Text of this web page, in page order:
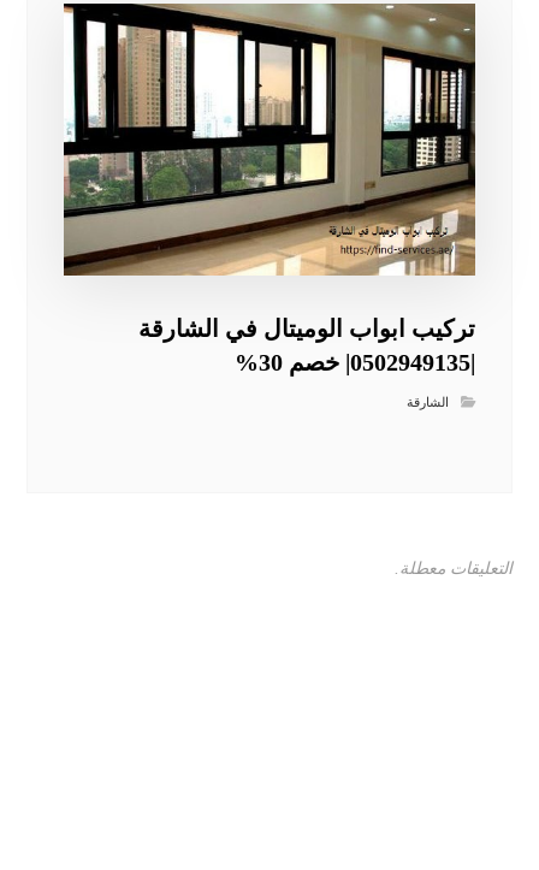
تركيب ابواب الوميتال في الشارقة
|0502949135| خصم 30%
الشارقة
التعليقات معطلة.